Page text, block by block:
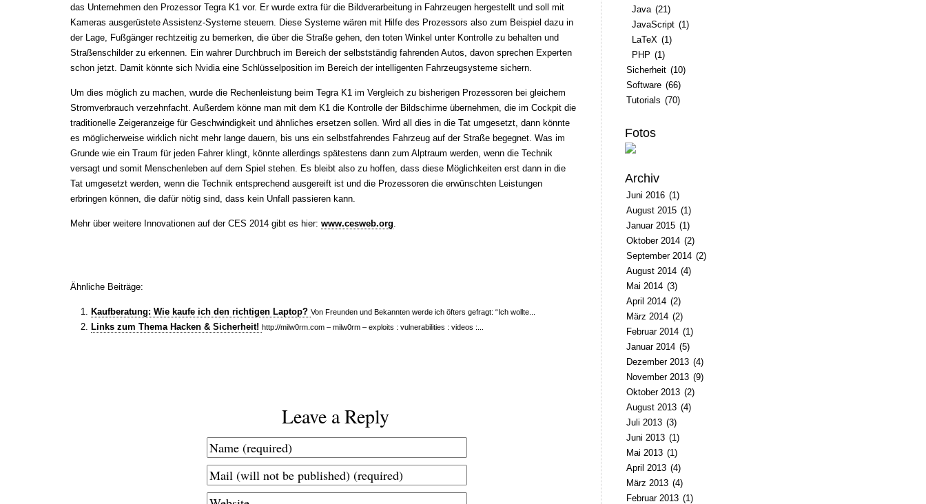
das Unternehmen den Prozessor Tegra K1 vor. Er wurde extra für die Bildverarbeitung in Fahrzeugen hergestellt und soll mit
Kameras ausgerüstete Assistenz-Systeme steuern. Diese Systeme wären mit Hilfe des Prozessors also zum Beispiel dazu in
der Lage, Fußgänger rechtzeitig zu bemerken, die über die Straße gehen, den toten Winkel unter Kontrolle zu behalten und
Straßenschilder zu erkennen. Ein wahrer Durchbruch im Bereich der selbstständig fahrenden Autos, davon sprechen Experten
schon jetzt. Damit könnte sich Nvidia eine Schlüsselposition im Bereich der intelligenten Fahrzeugsysteme sichern.
Um dies möglich zu machen, wurde die Rechenleistung beim Tegra K1 im Vergleich zu bisherigen Prozessoren bei gleichem
Stromverbrauch verzehnfacht. Außerdem könne man mit dem K1 die Kontrolle der Bildschirme übernehmen, die im Cockpit die
traditionelle Zeigeranzeige für Geschwindigkeit und ähnliches ersetzen sollen. Wird all dies in die Tat umgesetzt, dann könnte
es möglicherweise wirklich nicht mehr lange dauern, bis uns ein selbstfahrendes Fahrzeug auf der Straße begegnet. Was im
Grunde wie ein Traum für jeden Fahrer klingt, könnte allerdings spätestens dann zum Alptraum werden, wenn die Technik
versagt und somit Menschenleben auf dem Spiel stehen. Es bleibt also zu hoffen, dass diese Möglichkeiten erst dann in die
Tat umgesetzt werden, wenn die Technik entsprechend ausgereift ist und die Prozessoren die erwünschten Leistungen
erbringen können, die dafür nötig sind, dass kein Unfall passieren kann.
Mehr über weitere Innovationen auf der CES 2014 gibt es hier: www.cesweb.org.
Ähnliche Beiträge:
Kaufberatung: Wie kaufe ich den richtigen Laptop? Von Freunden und Bekannten werde ich öfters gefragt: “Ich wollte...
Links zum Thema Hacken & Sicherheit! http://milw0rm.com – milw0rm – exploits : vulnerabilities : videos :...
Leave a Reply
Java (21)
JavaScript (1)
LaTeX (1)
PHP (1)
Sicherheit (10)
Software (66)
Tutorials (70)
Fotos
Archiv
Juni 2016 (1)
August 2015 (1)
Januar 2015 (1)
Oktober 2014 (2)
September 2014 (2)
August 2014 (4)
Mai 2014 (3)
April 2014 (2)
März 2014 (2)
Februar 2014 (1)
Januar 2014 (5)
Dezember 2013 (4)
November 2013 (9)
Oktober 2013 (2)
August 2013 (4)
Juli 2013 (3)
Juni 2013 (1)
Mai 2013 (1)
April 2013 (4)
März 2013 (4)
Februar 2013 (1)